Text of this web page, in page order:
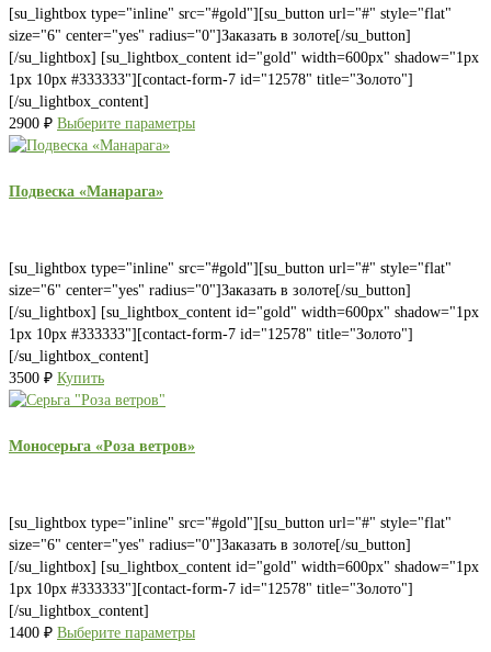
[su_lightbox type="inline" src="#gold"][su_button url="#" style="flat"
size="6" center="yes" radius="0"]Заказать в золоте[/su_button]
[/su_lightbox] [su_lightbox_content id="gold" width=600px" shadow="1px
1px 10px #333333"][contact-form-7 id="12578" title="Золото"]
[/su_lightbox_content]
2900 ₽ Выберите параметры
Подвеска «Манарага»
[su_lightbox type="inline" src="#gold"][su_button url="#" style="flat"
size="6" center="yes" radius="0"]Заказать в золоте[/su_button]
[/su_lightbox] [su_lightbox_content id="gold" width=600px" shadow="1px
1px 10px #333333"][contact-form-7 id="12578" title="Золото"]
[/su_lightbox_content]
3500 ₽ Купить
Моносерьга «Роза ветров»
[su_lightbox type="inline" src="#gold"][su_button url="#" style="flat"
size="6" center="yes" radius="0"]Заказать в золоте[/su_button]
[/su_lightbox] [su_lightbox_content id="gold" width=600px" shadow="1px
1px 10px #333333"][contact-form-7 id="12578" title="Золото"]
[/su_lightbox_content]
1400 ₽ Выберите параметры